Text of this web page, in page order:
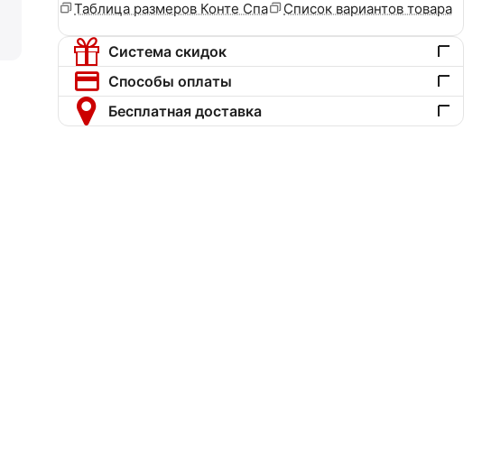
Таблица размеров Конте Спа Список вариантов товара
Система скидок
Способы оплаты
Бесплатная доставка